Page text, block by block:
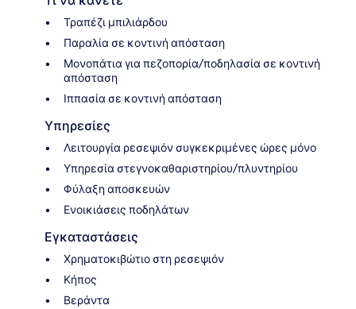
Τραπέζι μπιλιάρδου
Παραλία σε κοντινή απόσταση
Μονοπάτια για πεζοπορία/ποδηλασία σε κοντινή
απόσταση
Ιππασία σε κοντινή απόσταση
Υπηρεσίες
Λειτουργία ρεσεψιόν συγκεκριμένες ώρες μόνο
Υπηρεσία στεγνοκαθαριστηρίου/πλυντηρίου
Φύλαξη αποσκευών
Ενοικιάσεις ποδηλάτων
Εγκαταστάσεις
Χρηματοκιβώτιο στη ρεσεψιόν
Κήπος
Βεράντα